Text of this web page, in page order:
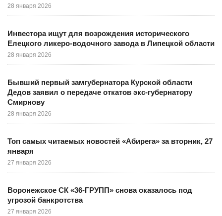
28 января 2026
Инвестора ищут для возрождения исторического
Елецкого ликеро-водочного завода в Липецкой области
28 января 2026
Бывший первый замгубернатора Курской области
Дедов заявил о передаче откатов экс-губернатору
Смирнову
28 января 2026
Топ самых читаемых новостей «Абирега» за вторник, 27
января
27 января 2026
Воронежское СК «36-ГРУПП» снова оказалось под
угрозой банкротства
27 января 2026